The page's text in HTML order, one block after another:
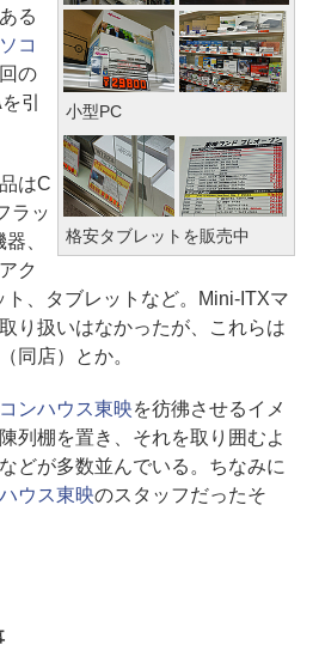
小型PC
格安タブレットを販売中
る
コ
の
引
はC
ラッ
、
ク
、タブレットなど。Mini-ITXマ
り扱いはなかったが、これらは
同店）とか。
ンハウス東映を彷彿させるイメ
列棚を置き、それを取り囲むよ
どが多数並んでいる。ちなみに
ウス東映のスタッフだったそ